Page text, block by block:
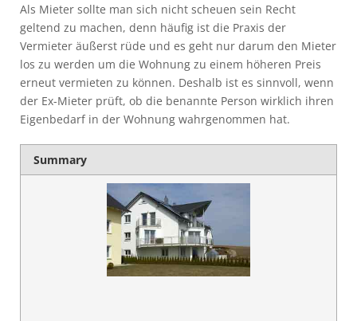
Als Mieter sollte man sich nicht scheuen sein Recht
geltend zu machen, denn häufig ist die Praxis der
Vermieter äußerst rüde und es geht nur darum den Mieter
los zu werden um die Wohnung zu einem höheren Preis
erneut vermieten zu können. Deshalb ist es sinnvoll, wenn
der Ex-Mieter prüft, ob die benannte Person wirklich ihren
Eigenbedarf in der Wohnung wahrgenommen hat.
Summary